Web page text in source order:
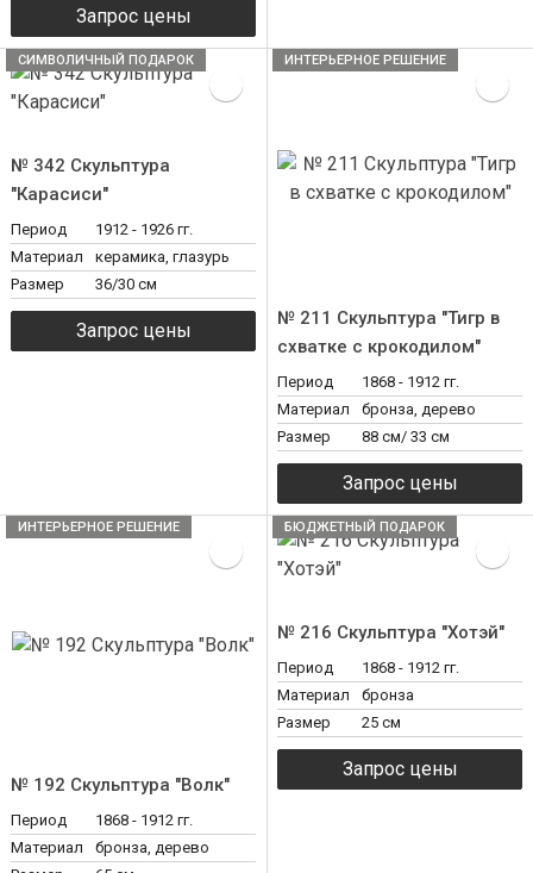
№ 342 Скульптура
"Карасиси"
Период
1912 - 1926 гг.
Материал
керамика, глазурь
Размер
36/30 см
СИМВОЛИЧНЫЙ ПОДАРОК
№ 211 Скульптура "Тигр в
схватке с крокодилом"
Период
1868 - 1912 гг.
Материал
бронза, дерево
Размер
88 см/ 33 см
ИНТЕРЬЕРНОЕ РЕШЕНИЕ
№ 192 Скульптура "Волк"
Период
1868 - 1912 гг.
Материал
бронза, дерево
ИНТЕРЬЕРНОЕ РЕШЕНИЕ
№ 216 Скульптура "Хотэй"
Период
1868 - 1912 гг.
Материал
бронза
Размер
25 см
БЮДЖЕТНЫЙ ПОДАРОК